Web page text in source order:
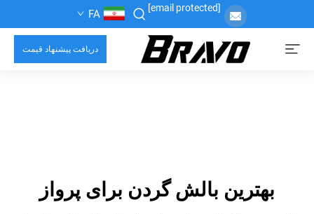
[email protected]
FA
دریافت پیشنهاد قیمت
بهترین بالش گردن برای پرواز